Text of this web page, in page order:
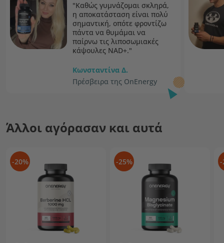
"Καθώς γυμνάζομαι σκληρά,
η αποκατάσταση είναι πολύ
σημαντική, οπότε φροντίζω
πάντα να θυμάμαι να
παίρνω τις λιποσωμιακές
κάψουλες NAD+."
Κωνσταντίνα Δ.
Πρέσβειρα της OnEnergy
Άλλοι αγόρασαν και αυτά
-20% -25% -